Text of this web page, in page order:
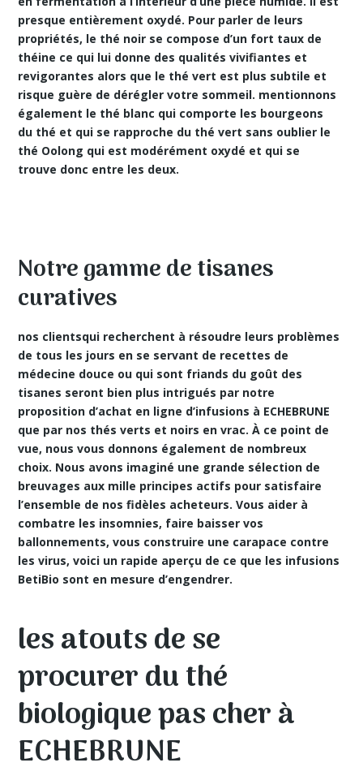
presque entièrement oxydé. Pour parler de leurs
propriétés, le thé noir se compose d’un fort taux de
théine ce qui lui donne des qualités vivifiantes et
revigorantes alors que le thé vert est plus subtile et
risque guère de dérégler votre sommeil. mentionnons
également le thé blanc qui comporte les bourgeons
du thé et qui se rapproche du thé vert sans oublier le
thé Oolong qui est modérément oxydé et qui se
trouve donc entre les deux.
Notre gamme de tisanes
curatives
nos clientsqui recherchent à résoudre leurs problèmes
de tous les jours en se servant de recettes de
médecine douce ou qui sont friands du goût des
tisanes seront bien plus intrigués par notre
proposition d’achat en ligne d’infusions à ECHEBRUNE
que par nos thés verts et noirs en vrac. À ce point de
vue, nous vous donnons également de nombreux
choix. Nous avons imaginé une grande sélection de
breuvages aux mille principes actifs pour satisfaire
l’ensemble de nos fidèles acheteurs. Vous aider à
combatre les insomnies, faire baisser vos
ballonnements, vous construire une carapace contre
les virus, voici un rapide aperçu de ce que les infusions
BetiBio sont en mesure d’engendrer.
les atouts de se
procurer du thé
biologique pas cher à
ECHEBRUNE